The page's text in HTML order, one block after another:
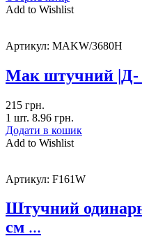
Add to Wishlist
Артикул: MAKW/3680H
Мак штучний |Д-
215 грн.
1 шт. 8.96 грн.
Додати в кошик
Add to Wishlist
Артикул: F161W
Штучний
см ...